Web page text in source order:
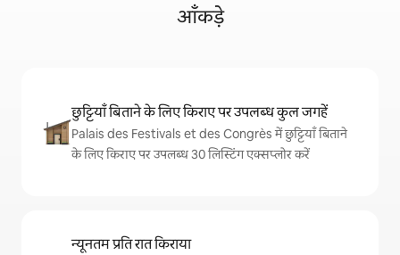
आँकड़े
छुट्टियाँ बिताने के लिए किराए पर उपलब्ध कुल जगहें
Palais des Festivals et des Congrès में छुट्टियाँ बिताने
के लिए किराए पर उपलब्ध 30 लिस्टिंग एक्सप्लोर करें
न्यूनतम प्रति रात किराया